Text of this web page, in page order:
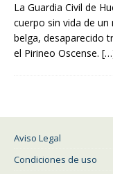
La Guardia Civil de
cuerpo sin vida de
belga, desaparecido
el Pirineo Oscense.
Aviso Legal
Condiciones de uso